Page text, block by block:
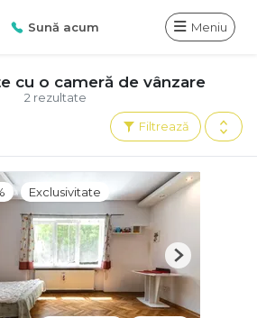
Sună acum Meniu
2 rezultate
cu o cameră de vânzare
Filtrează
Exclusivitate
Next